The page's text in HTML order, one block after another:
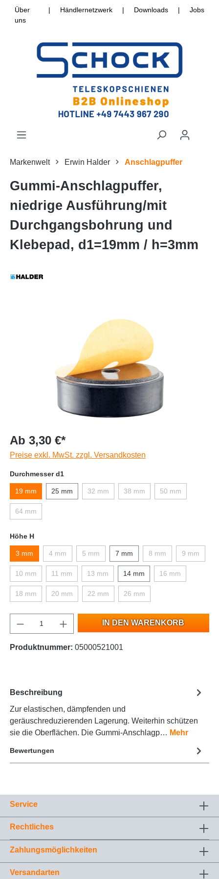
Über
uns
| Händlernetzwerk | Downloads | Jobs
Markenwelt Erwin Halder Anschlagpuffer
Gummi-Anschlagpuffer,
niedrige Ausführung/mit
Durchgangsbohrung und
Klebepad, d1=19mm / h=3mm
Ab 3,30 €*
Preise exkl. MwSt. zzgl. Versandkosten
Durchmesser d1
19 mm 25 mm 32 mm 38 mm 50 mm
64 mm
Höhe H
3 mm 4 mm 5 mm 7 mm 8 mm 9 mm
10 mm 11 mm 13 mm 14 mm 16 mm
18 mm 20 mm 22 mm 26 mm
IN DEN WARENKORB
Produktnummer: 05000521001
Beschreibung
Zur elastischen, dämpfenden und
geräuschreduzierenden Lagerung. Weiterhin schützen
sie die Oberflächen. Die Gummi-Anschlagp… Mehr
Bewertungen
Service
Rechtliches
Zahlungsmöglichkeiten
Versandarten